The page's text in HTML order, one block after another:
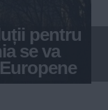
pentru
se va